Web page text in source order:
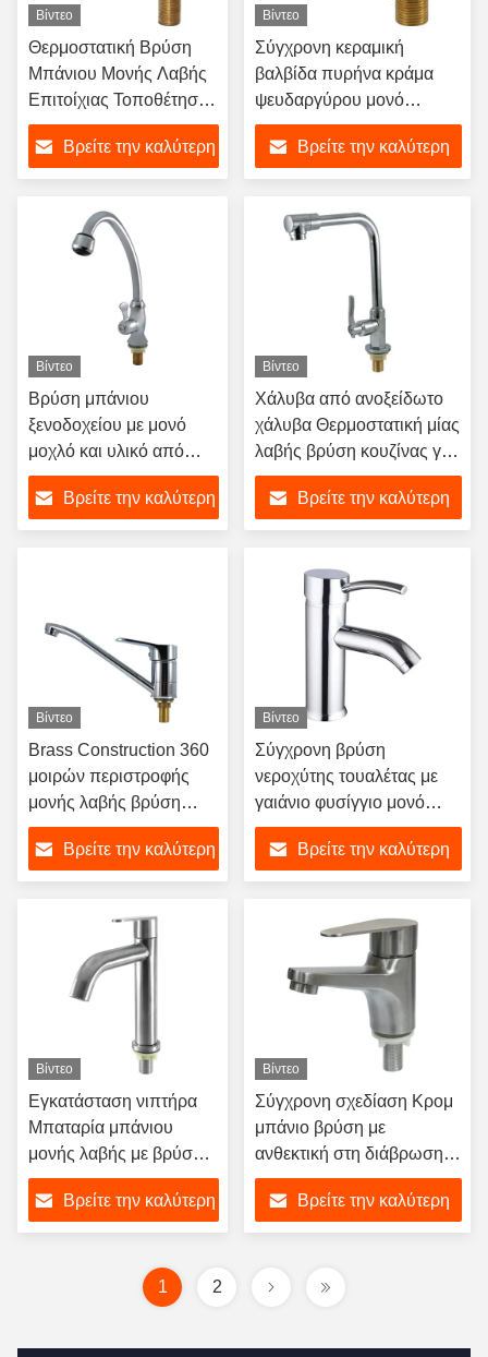
Βίντεο
Θερμοστατική Βρύση
Μπάνιου Μονής Λαβής
Επιτοίχιας Τοποθέτησης
για Νιπτήρα με
Γυαλιστερό Φινίρισμα
Χρωμίου
Βρείτε την καλύτερη
Βίντεο
Σύγχρονη κεραμική
βαλβίδα πυρήνα κράμα
ψευδαργύρου μονό
χειριστήριο βενζίνη
βενζίνη με
χρωματοποιημένο
Βρείτε την καλύτερη
Βίντεο
Βρύση μπάνιου
ξενοδοχείου με μονό
μοχλό και υλικό από
κράμα ψευδαργύρου για
θερμοστατικό έλεγχο
Βρείτε την καλύτερη
Βίντεο
Χάλυβα από ανοξείδωτο
χάλυβα Θερμοστατική μίας
λαβής βρύση κουζίνας για
μπάνιο
Βρείτε την καλύτερη
Βίντεο
Brass Construction 360
μοιρών περιστροφής
μονής λαβής βρύση
νιπτήρα μπάνιου για
εγκατάσταση σε πάγκο
Βρείτε την καλύτερη
Βίντεο
Σύγχρονη βρύση
νεροχύτης τουαλέτας με
γαιάνιο φυσίγγιο μονό
χειριστήριο σχεδιασμό και
χρωματοποιημένο
φινίρισμα
Βρείτε την καλύτερη
Βίντεο
Εγκατάσταση νιπτήρα
Μπαταρία μπάνιου
μονής λαβής με βρύση
νερού από ανοξείδωτο
χάλυβα 304 για
μοντέρνο μπάνιο
Βρείτε την καλύτερη
Βίντεο
Σύγχρονη σχεδίαση Κρομ
μπάνιο βρύση με
ανθεκτική στη διάβρωση
μπρούντζι βρύση νερού
για νεροχύτες τουαλέτας
Βρείτε την καλύτερη
1 2